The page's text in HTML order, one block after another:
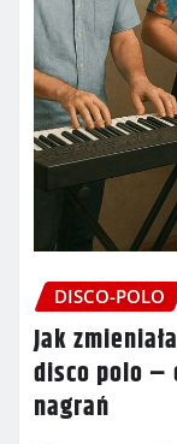
DISCO-POLO
Jak
disco polo –
nagrań